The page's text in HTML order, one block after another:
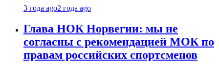
3 года ago2 года ago
Глава НОК Норвегии: мы не
согласны с рекомендацией МОК по
правам российских спортсменов